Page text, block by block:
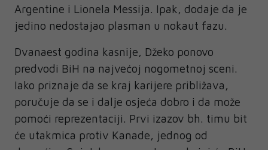
Argentine i Lionela Messija. Ipak, dodaje da je
jedino nedostajao plasman u nokaut fazu.
Dvanaest godina kasnije, Džeko ponovo
predvodi BiH na najvećoj nogometnoj sceni.
Iako priznaje da se kraj karijere približava,
poručuje da se i dalje osjeća dobro i da može
pomoći reprezentaciji. Prvi izazov bh. timu bit
će utakmica protiv Kanade, jednog od